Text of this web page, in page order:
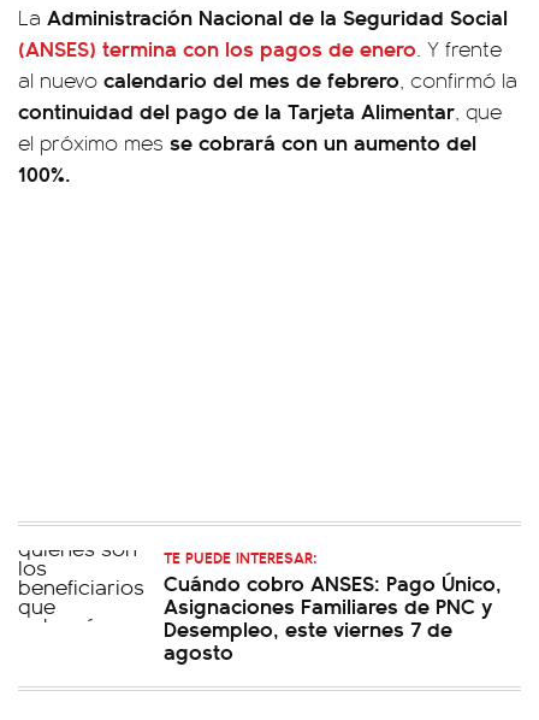
La Administración Nacional de la Seguridad Social
(ANSES) termina con los pagos de enero. Y frente
al nuevo calendario del mes de febrero, confirmó la
continuidad del pago de la Tarjeta Alimentar, que
el próximo mes se cobrará con un aumento del
100%.
TE PUEDE INTERESAR:
Cuándo cobro ANSES: Pago Único,
Asignaciones Familiares de PNC y
Desempleo, este viernes 7 de
agosto